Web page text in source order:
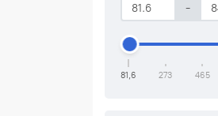
-
81,6 273 465